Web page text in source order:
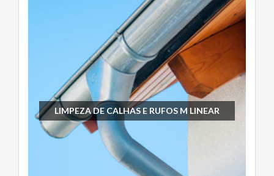
LIMPEZA DE CALHAS E RUFOS M LINEAR